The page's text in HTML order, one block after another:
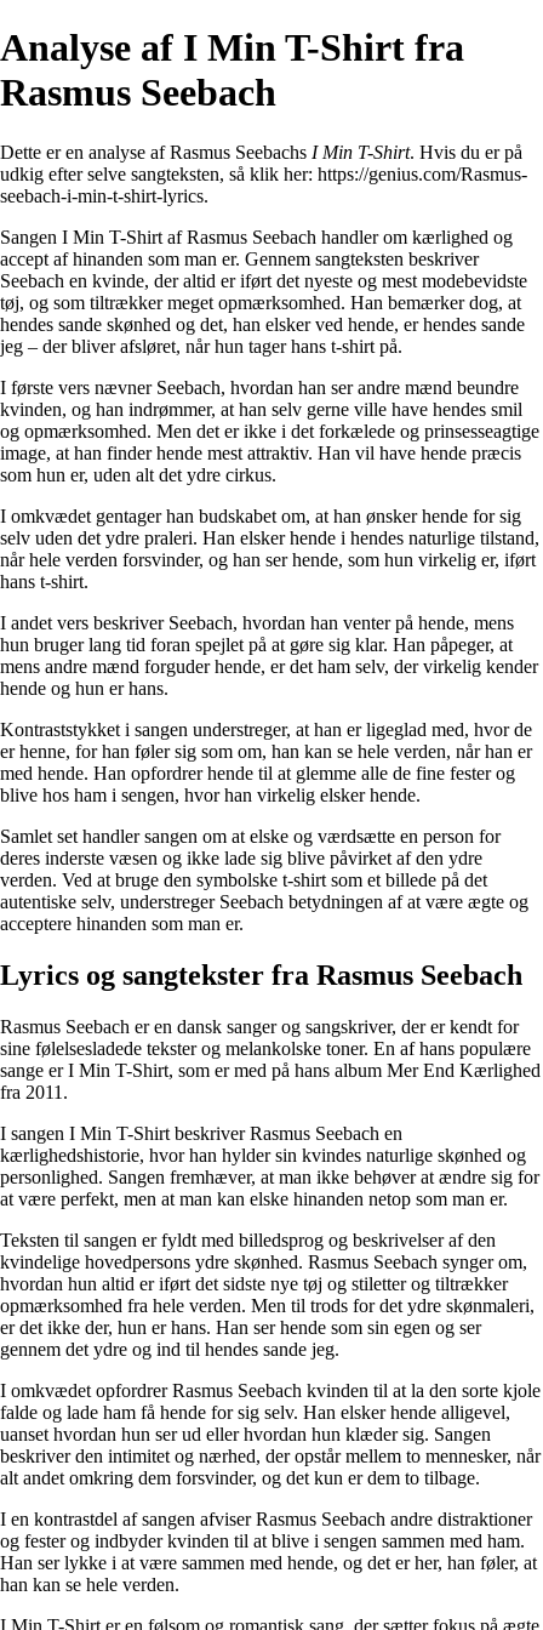
Analyse af I Min T-Shirt fra
Rasmus Seebach
Dette er en analyse af Rasmus Seebachs I Min T-Shirt. Hvis du er på
udkig efter selve sangteksten, så klik her: https://genius.com/Rasmus-
seebach-i-min-t-shirt-lyrics.
Sangen I Min T-Shirt af Rasmus Seebach handler om kærlighed og
accept af hinanden som man er. Gennem sangteksten beskriver
Seebach en kvinde, der altid er iført det nyeste og mest modebevidste
tøj, og som tiltrækker meget opmærksomhed. Han bemærker dog, at
hendes sande skønhed og det, han elsker ved hende, er hendes sande
jeg – der bliver afsløret, når hun tager hans t-shirt på.
I første vers nævner Seebach, hvordan han ser andre mænd beundre
kvinden, og han indrømmer, at han selv gerne ville have hendes smil
og opmærksomhed. Men det er ikke i det forkælede og prinsesseagtige
image, at han finder hende mest attraktiv. Han vil have hende præcis
som hun er, uden alt det ydre cirkus.
I omkvædet gentager han budskabet om, at han ønsker hende for sig
selv uden det ydre praleri. Han elsker hende i hendes naturlige tilstand,
når hele verden forsvinder, og han ser hende, som hun virkelig er, iført
hans t-shirt.
I andet vers beskriver Seebach, hvordan han venter på hende, mens
hun bruger lang tid foran spejlet på at gøre sig klar. Han påpeger, at
mens andre mænd forguder hende, er det ham selv, der virkelig kender
hende og hun er hans.
Kontraststykket i sangen understreger, at han er ligeglad med, hvor de
er henne, for han føler sig som om, han kan se hele verden, når han er
med hende. Han opfordrer hende til at glemme alle de fine fester og
blive hos ham i sengen, hvor han virkelig elsker hende.
Samlet set handler sangen om at elske og værdsætte en person for
deres inderste væsen og ikke lade sig blive påvirket af den ydre
verden. Ved at bruge den symbolske t-shirt som et billede på det
autentiske selv, understreger Seebach betydningen af at være ægte og
acceptere hinanden som man er.
Lyrics og sangtekster fra Rasmus Seebach
Rasmus Seebach er en dansk sanger og sangskriver, der er kendt for
sine følelsesladede tekster og melankolske toner. En af hans populære
sange er I Min T-Shirt, som er med på hans album Mer End Kærlighed
fra 2011.
I sangen I Min T-Shirt beskriver Rasmus Seebach en
kærlighedshistorie, hvor han hylder sin kvindes naturlige skønhed og
personlighed. Sangen fremhæver, at man ikke behøver at ændre sig for
at være perfekt, men at man kan elske hinanden netop som man er.
Teksten til sangen er fyldt med billedsprog og beskrivelser af den
kvindelige hovedpersons ydre skønhed. Rasmus Seebach synger om,
hvordan hun altid er iført det sidste nye tøj og stiletter og tiltrækker
opmærksomhed fra hele verden. Men til trods for det ydre skønmaleri,
er det ikke der, hun er hans. Han ser hende som sin egen og ser
gennem det ydre og ind til hendes sande jeg.
I omkvædet opfordrer Rasmus Seebach kvinden til at la den sorte kjole
falde og lade ham få hende for sig selv. Han elsker hende alligevel,
uanset hvordan hun ser ud eller hvordan hun klæder sig. Sangen
beskriver den intimitet og nærhed, der opstår mellem to mennesker, når
alt andet omkring dem forsvinder, og det kun er dem to tilbage.
I en kontrastdel af sangen afviser Rasmus Seebach andre distraktioner
og fester og indbyder kvinden til at blive i sengen sammen med ham.
Han ser lykke i at være sammen med hende, og det er her, han føler, at
han kan se hele verden.
I Min T-Shirt er en følsom og romantisk sang, der sætter fokus på ægte